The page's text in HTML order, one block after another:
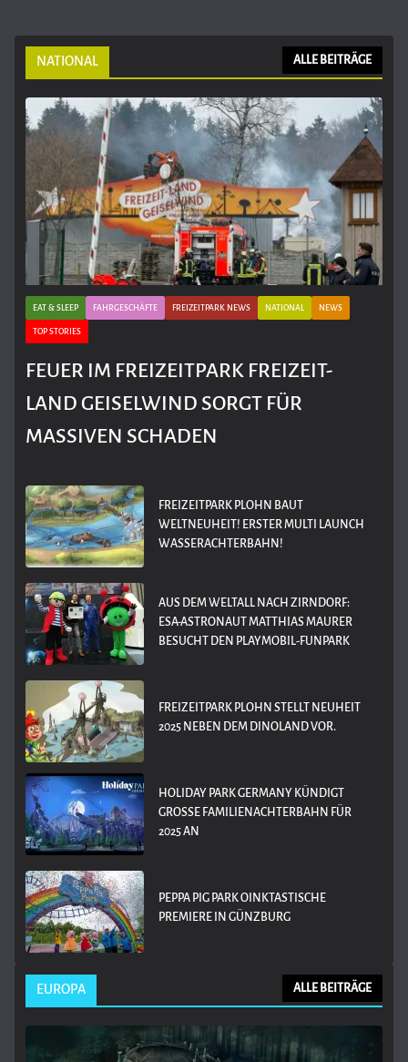
NATIONAL ALLE BEITRÄGE
EAT & SLEEP FAHRGESCHÄFTE FREIZEITPARK NEWS NATIONAL NEWS
TOP STORIES
FEUER IM FREIZEITPARK FREIZEIT-
LAND GEISELWIND SORGT FÜR
MASSIVEN SCHADEN
FREIZEITPARK PLOHN BAUT
WELTNEUHEIT! ERSTER MULTI LAUNCH
WASSERACHTERBAHN!
AUS DEM WELTALL NACH ZIRNDORF:
ESA-ASTRONAUT MATTHIAS MAURER
BESUCHT DEN PLAYMOBIL-FUNPARK
FREIZEITPARK PLOHN STELLT NEUHEIT
2025 NEBEN DEM DINOLAND VOR.
HOLIDAY PARK GERMANY KÜNDIGT
GROSSE FAMILIENACHTERBAHN FÜR 2
025 AN
PEPPA PIG PARK OINKTASTISCHE
PREMIERE IN GÜNZBURG
EUROPA ALLE BEITRÄGE